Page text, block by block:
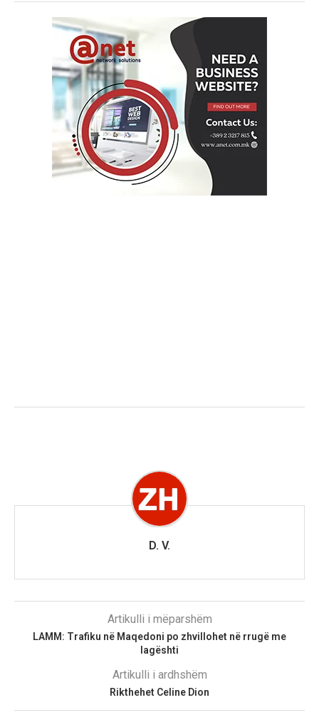
D. V.
Artikulli i mëparshëm
LAMM: Trafiku në Maqedoni po zhvillohet në rrugë me
lagështi
Artikulli i ardhshëm
Rikthehet Celine Dion